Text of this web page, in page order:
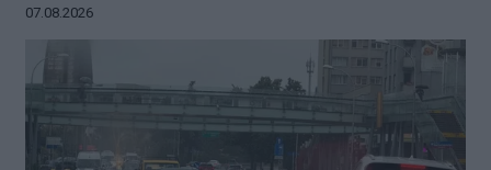
Data dodania galerii:
07.08.2026